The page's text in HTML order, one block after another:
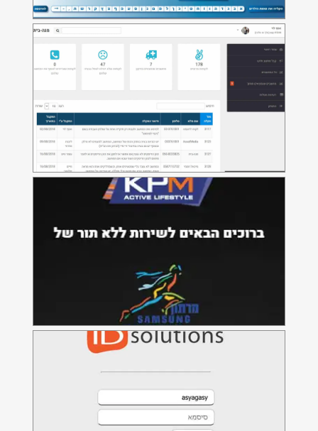
שירות ללא תור - מרתון תל-אביב
תוכנת Web המאפשרת למשתתפי
מרתון תל-אביב לקבל את מס' החזה
וחולצת המשתתף שלהם מבלי לעמוד
בתור
ID solutions
קוקה-קולה קלאב
אפליקציית צילום וקד"מ לקוקה-קולה